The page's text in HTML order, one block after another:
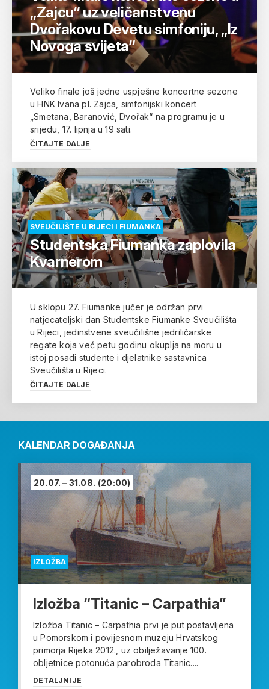
„Zajcu“ uz veličanstvenu
Dvořakovu Devetu simfoniju, „Iz
Novoga svijeta“
Veliko finale još jedne uspješne koncertne sezone
u HNK Ivana pl. Zajca, simfonijski koncert
„Smetana, Baranović, Dvořak“ na programu je u
srijedu, 17. lipnja u 19 sati.
ČITAJTE DALJE
SVEUČILIŠTE U RIJECI I FIUMANKA
Studentska Fiumanka zaplovila
Kvarnerom
U sklopu 27. Fiumanke jučer je održan prvi
natjecateljski dan Studentske Fiumanke Sveučilišta
u Rijeci, jedinstvene sveučilišne jedriličarske
regate koja već petu godinu okuplja na moru u
istoj posadi studente i djelatnike sastavnica
Sveučilišta u Rijeci.
ČITAJTE DALJE
KALENDAR DOGAĐANJA
IZLOŽBA
20.07. – 31.08. (20:00)
Izložba “Titanic – Carpathia”
Izložba Titanic – Carpathia prvi je put postavljena
u Pomorskom i povijesnom muzeju Hrvatskog
primorja Rijeka 2012., uz obilježavanje 100.
obljetnice potonuća parobroda Titanic....
DETALJNIJE